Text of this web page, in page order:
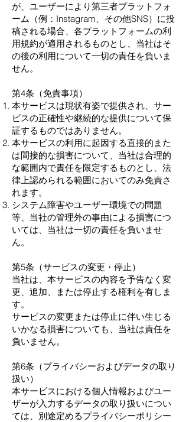
が、ユーザーにより第三者プラットフォ
ーム（例：Instagram、その他SNS）に投
稿される場合、各プラットフォームの利
用規約が適用されるものとし、当社はそ
の後の利用について一切の責任を負いま
せん。
第4条（免責事項）
本サービスは現状有姿で提供され、サー
ビスの正確性や継続的な提供について保
証するものではありません。
本サービスの利用に起因する直接的また
は間接的な損害について、当社は合理的
な範囲内で責任を限定するものとし、法
律上認められる範囲においてのみ免責さ
れます。
システム障害やユーザー環境での問題
等、当社の管理外の事由による損害につ
いては、当社は一切の責任を負いませ
ん。
第5条（サービスの変更・停止）
当社は、本サービスの内容を予告なく変
更、追加、または停止する権利を有しま
す。
サービスの変更または停止に伴い生じる
いかなる損害についても、当社は責任を
負いません。
第6条（プライバシーおよびデータの取り
扱い）
本サービスにおける個人情報およびユー
ザーが入力するデータの取り扱いについ
ては、別途定めるプライバシーポリシー